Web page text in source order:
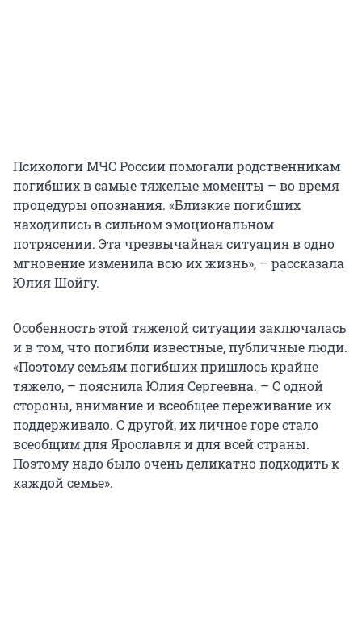
Психологи МЧС России помогали родственникам
погибших в самые тяжелые моменты – во время
процедуры опознания. «Близкие погибших
находились в сильном эмоциональном
потрясении. Эта чрезвычайная ситуация в одно
мгновение изменила всю их жизнь», – рассказала
Юлия Шойгу.
Особенность этой тяжелой ситуации заключалась
и в том, что погибли известные, публичные люди.
«Поэтому семьям погибших пришлось крайне
тяжело, – пояснила Юлия Сергеевна. – С одной
стороны, внимание и всеобщее переживание их
поддерживало. С другой, их личное горе стало
всеобщим для Ярославля и для всей страны.
Поэтому надо было очень деликатно подходить к
каждой семье».